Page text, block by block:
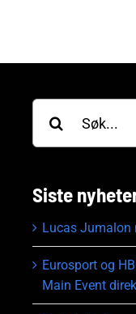
Søk
etter:
Siste
Lucas Jumalon
Eurosport og
Main Event